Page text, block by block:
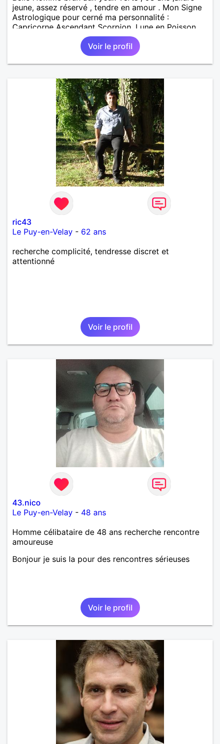
jeune, assez réservé , tendre en amour . Mon Signe
Astrologique pour cerné ma personnalité :
Capricorne Ascendant Scorpion ,Lune en Poisson .
Gouts Musicaux : Ace Of Base , Bee Gees, Abba,
Depêche Mode . La Pop Music , La Variété Française
et le Rock n' roll . Livres Favoris : La Nuit de Tous
les Dangers de Ken Follett , livre qui fait Voyager .
seulement ) . Le Meurtre de Roger Ackroyd de
Agatha Christie, Passionnant . Bel Ami de
Maupassant . Je recherche une femme séduisante,
joviale et pétillante pour une rencontre amoureuse
mais aussi partager ensemble loisirs en communs .
Voir le profil
ric43
Le Puy-en-Velay - 62 ans
recherche complicité, tendresse discret et
attentionné
Voir le profil
43.nico
Le Puy-en-Velay - 48 ans
Homme célibataire de 48 ans recherche rencontre
amoureuse
Bonjour je suis la pour des rencontres sérieuses
Voir le profil